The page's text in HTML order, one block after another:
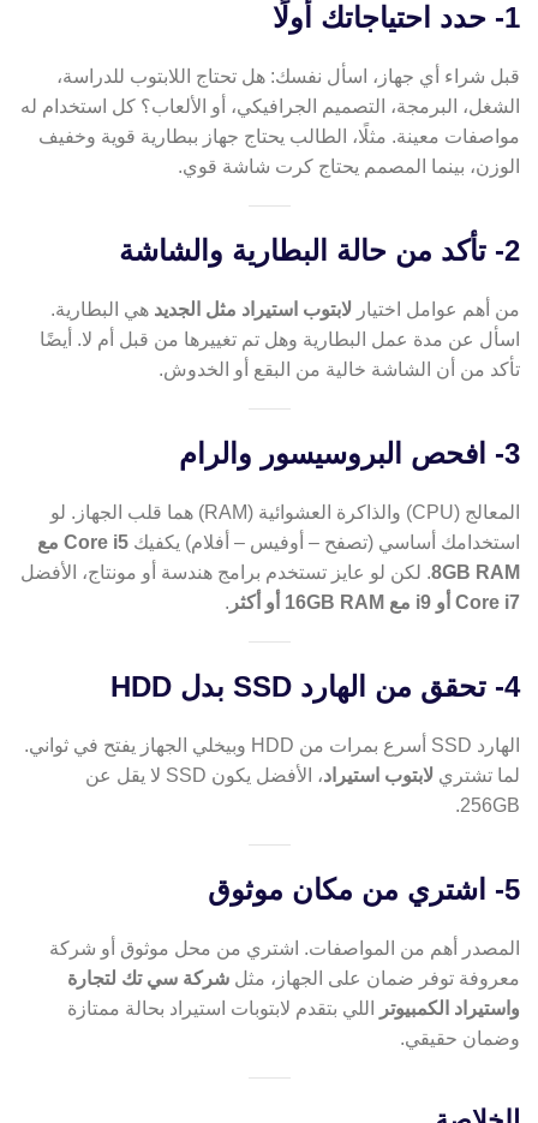
1- حدد احتياجاتك أولًا
قبل شراء أي جهاز، اسأل نفسك: هل تحتاج اللابتوب للدراسة،
الشغل، البرمجة، التصميم الجرافيكي، أو الألعاب؟ كل استخدام له
مواصفات معينة. مثلًا، الطالب يحتاج جهاز ببطارية قوية وخفيف
الوزن، بينما المصمم يحتاج كرت شاشة قوي.
2- تأكد من حالة البطارية والشاشة
من أهم عوامل اختيار لابتوب استيراد مثل الجديد هي البطارية.
اسأل عن مدة عمل البطارية وهل تم تغييرها من قبل أم لا. أيضًا
تأكد من أن الشاشة خالية من البقع أو الخدوش.
3- افحص البروسيسور والرام
المعالج (CPU) والذاكرة العشوائية (RAM) هما قلب الجهاز. لو
استخدامك أساسي (تصفح – أوفيس – أفلام) يكفيك
Core i5 مع
8GB RAM. لكن لو عايز تستخدم برامج هندسة أو مونتاج، الأفضل
Core i7 أو i9 مع 16GB RAM أو أكثر
.
4- تحقق من الهارد SSD بدل HDD
الهارد SSD أسرع بمرات من HDD وبيخلي الجهاز يفتح في ثواني.
لما تشتري لابتوب استيراد
، الأفضل يكون SSD لا يقل عن
256GB.
5- اشتري من مكان موثوق
المصدر أهم من المواصفات. اشتري من محل موثوق أو شركة
معروفة توفر ضمان على الجهاز، مثل شركة سي تك لتجارة
واستيراد الكمبيوتر
اللي بتقدم لابتوبات استيراد بحالة ممتازة
وضمان حقيقي.